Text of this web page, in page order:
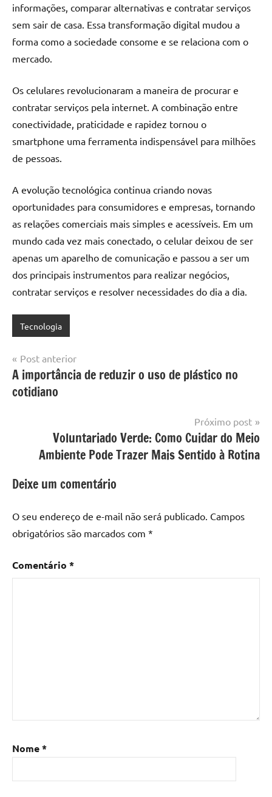
informações, comparar alternativas e contratar serviços
sem sair de casa. Essa transformação digital mudou a
forma como a sociedade consome e se relaciona com o
mercado.
Os celulares revolucionaram a maneira de procurar e
contratar serviços pela internet. A combinação entre
conectividade, praticidade e rapidez tornou o
smartphone uma ferramenta indispensável para milhões
de pessoas.
A evolução tecnológica continua criando novas
oportunidades para consumidores e empresas, tornando
as relações comerciais mais simples e acessíveis. Em um
mundo cada vez mais conectado, o celular deixou de ser
apenas um aparelho de comunicação e passou a ser um
dos principais instrumentos para realizar negócios,
contratar serviços e resolver necessidades do dia a dia.
Tecnologia
Navegação
de
Post
Post anterior
A importância de reduzir o uso de plástico no
cotidiano
Próximo post
Voluntariado Verde: Como Cuidar do Meio
Ambiente Pode Trazer Mais Sentido à Rotina
Deixe um comentário
O seu endereço de e-mail não será publicado. Campos
obrigatórios são marcados com *
Comentário *
Nome*